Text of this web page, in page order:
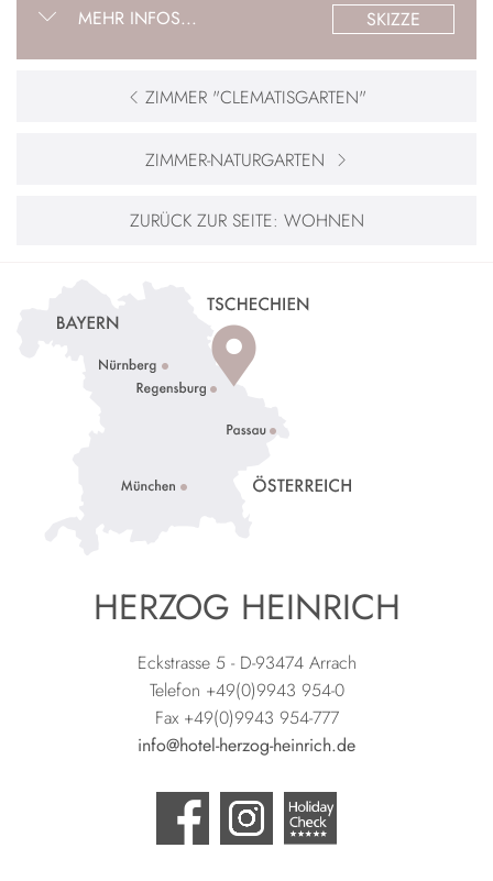
MEHR INFOS... SKIZZE
ZIMMER "CLEMATISGARTEN"
ZIMMER-NATURGARTEN
ZURÜCK ZUR SEITE: WOHNEN
HERZOG HEINRICH
Eckstrasse 5 - D-93474 Arrach
Telefon +49(0)9943 954-0
Fax +49(0)9943 954-777
info@hotel-herzog-heinrich.de